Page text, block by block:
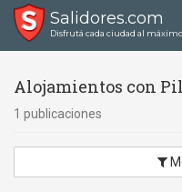
Salidores.com
Disfrutá cada ciudad al máximo
Alojamientos con
1 publicaciones